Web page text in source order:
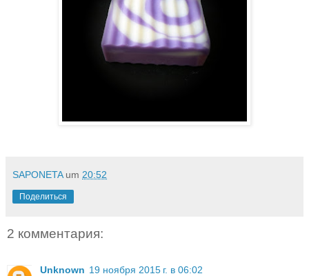
SAPONETA um 20:52
Поделиться
2 комментария:
Unknown 19 ноября 2015 г. в 06:02